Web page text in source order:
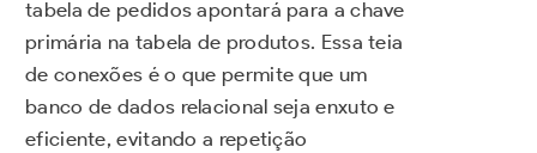
tabela de pedidos apontará para a chave
primária na tabela de produtos. Essa teia
de conexões é o que permite que um
banco de dados relacional seja enxuto e
eficiente, evitando a repetição